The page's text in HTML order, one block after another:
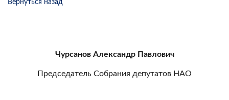
Вернуться назад
Чурсанов Александр Павлович
Председатель Собрания депутатов НАО